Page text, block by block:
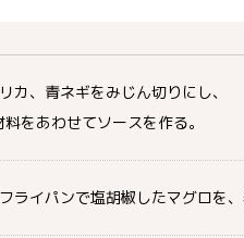
カ、青ネギをみじん切りにし、
料をあわせてソースを作る。
ライパンで塩胡椒したマグロを、